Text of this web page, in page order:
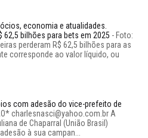
economia e atualidades.
62,5 bilhões para bets em 2025 - Foto:
perderam R$ 62,5 bilhões para as
corresponde ao valor líquido, ou
com adesão do vice-prefeito de
charlesnasci@yahoo.com.br A
de Chaparral (União Brasil)
à sua campan...